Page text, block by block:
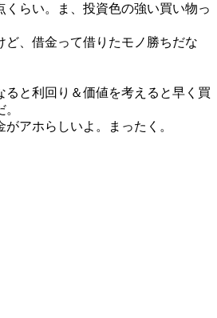
くらい。ま、投資色の強い買い物っ
ど、借金って借りたモノ勝ちだな
ると利回り＆価値を考えると早く買
アホらしいよ。まったく。